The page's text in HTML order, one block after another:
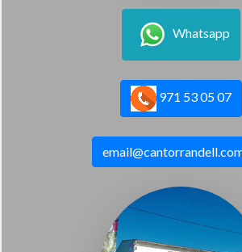
Whatsapp
971 53 05 07